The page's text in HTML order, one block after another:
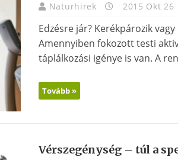
Naturhirek 2015 Okt 26
Edzésre jár? Kerékpározik
Amennyiben fokozott testi
táplálkozási igénye is van. A
Tovább »
Vérszegénység – túl a